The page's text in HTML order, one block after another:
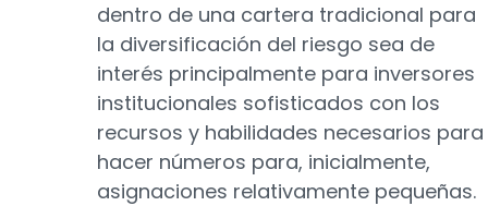
dentro de una cartera tradicional para
la diversificación del riesgo sea de
interés principalmente para inversores
institucionales sofisticados con los
recursos y habilidades necesarios para
hacer números para, inicialmente,
asignaciones relativamente pequeñas.